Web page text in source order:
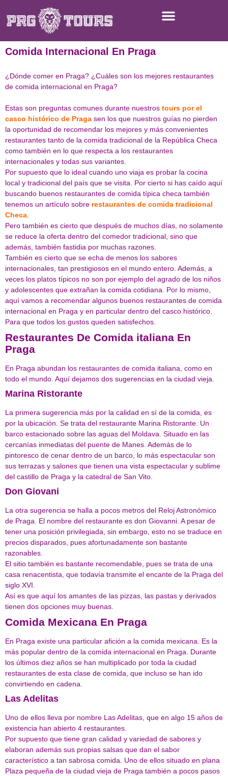
Comida Internacional En Praga
¿Dónde comer en Praga? ¿Cuáles son los mejores restaurantes
de comida internacional en Praga?
Estas son preguntas comunes durante nuestros tours por el
casco histórico de Praga sen los que nuestros guías no pierden
la oportunidad de recomendar los mejores y más convenientes
restaurantes tanto de la comida tradicional de la República Checa
como también en lo que respecta a los restaurantes
internacionales y todas sus variantes.
Por supuesto que lo ideal cuando uno viaja es probar la cocina
local y tradicional del país que se visita. Por cierto si has caído aquí
buscando buenos restaurantes de comida típica checa también
tenemos un artículo sobre restaurantes de comida tradicional
Checa
Pero también es cierto que después de muchos días, no solamente
se reduce la oferta dentro del comedor tradicional, sino que
además, también fastidia por muchas razones.
También es cierto que se echa de menos los sabores
internacionales, tan prestigiosos en el mundo entero. Además, a
veces los platos típicos no son por ejemplo del agrado de los niños
y adolescentes que extrañan la comida cotidiana. Por lo mismo,
aquí vamos a recomendar algunos buenos restaurantes de comida
internacional en Praga y en particular dentro del casco histórico.
Para que todos los gustos queden satisfechos.
Restaurantes De Comida italiana En
Praga
En Praga abundan los restaurantes de comida italiana, como en
todo el mundo. Aquí dejamos dos sugerencias en la ciudad vieja.
Marina Ristorante
La primera sugerencia más por la calidad en sí de la comida, es
por la ubicación. Se trata del restaurante Marina Ristorante. Un
barco estacionado sobre las aguas del Moldava. Situado en las
cercanías inmediatas del puente de Manes. Además de lo
pintoresco de cenar dentro de un barco, lo más espectacular son
sus terrazas y salones que tienen una vista espectacular y sublime
del castillo de Praga y la catedral de San Vito.
Don Giovani
La otra sugerencia se halla a pocos metros del Reloj Astronómico
de Praga. El nombre del restaurante es don Giovanni. A pesar de
tener una posición privilegiada, sin embargo, esto no se traduce en
precios disparados, pues afortunadamente son bastante
razonables.
El sitio también es bastante recomendable, pues se trata de una
casa renacentista, que todavía transmite el encante de la Praga del
siglo XVI.
Así es que aquí los amantes de las pizzas, las pastas y derivados
tienen dos opciones muy buenas.
Comida Mexicana En Praga
En Praga existe una particular afición a la comida mexicana. Es la
más popular dentro de la comida internacional en Praga. Durante
los últimos diez años se han multiplicado por toda la ciudad
restaurantes de esta clase de comida, que incluso se han ido
convirtiendo en cadena.
Las Adelitas
Uno de ellos lleva por nombre Las Adelitas, que en algo 15 años de
existencia han abierto 4 restaurantes.
Por supuesto que tiene gran calidad y variedad de sabores y
elaboran además sus propias salsas que dan el sabor
característico a tan sabrosa comida. Uno de ellos situado en plana
Plaza pequeña de la ciudad vieja de Praga también a pocos pasos